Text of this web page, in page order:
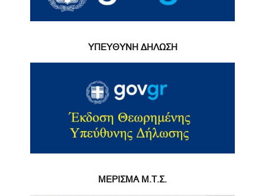
ΥΠΕΥΘΥΝΗ ΔΗΛΩΣΗ
ΜΕΡΙΣΜΑ Μ.Τ.Σ.